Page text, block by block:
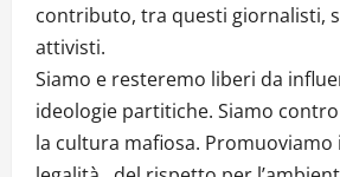
contributo, tra questi giornalisti,
attivisti.
Siamo e resteremo liberi da
ideologie partitiche. Siamo
la cultura mafiosa. Promuoviamo